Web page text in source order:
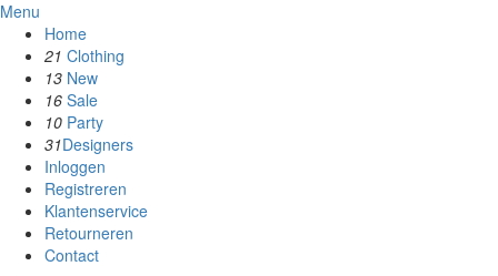
Menu
Home
21 Clothing
13 New
16 Sale
10 Party
31Designers
Inloggen
Registreren
Klantenservice
Retourneren
Contact